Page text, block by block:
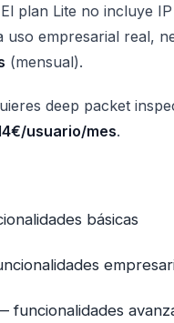
El plan Lite no incluye
empresarial real,
(mensual).
deep packet
usuario/mes.
básicas